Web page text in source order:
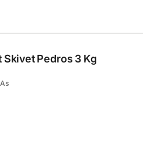
Skivet Pedros 3 Kg